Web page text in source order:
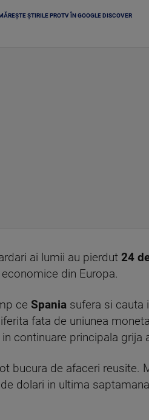
ȘTIRILE PROTV ÎN GOOGLE DISCOVER
ai lumii au pierdut 24
din Europa.
ce Spania sufera si cauta
fata de uniunea
continuare principala grija
bucura de afaceri reusite.
dolari in ultima